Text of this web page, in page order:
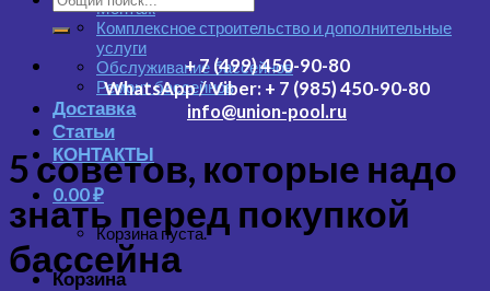
Монтаж
Комплексное строительство и дополнительные
услуги
Обслуживание бассейнов
Ремонт бассейнов
Доставка
Статьи
КОНТАКТЫ
0.00₽
Корзина пуста.
Корзина
+ 7 (499) 450-90-80
WhatsApp / Viber: + 7 (985) 450-90-80
info@union-pool.ru
5 советов, которые надо
знать перед покупкой
бассейна